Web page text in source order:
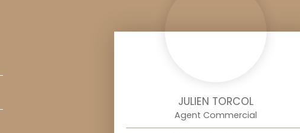
JULIEN TORCOL
Agent Commercial